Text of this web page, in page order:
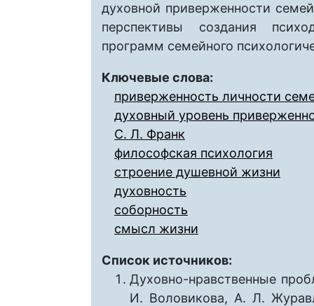
духовной приверженности
перспективы создания
программ семейного
Ключевые слова:
приверженность личности
духовный уровень
С. Л. Франк
философская психология
строение душевной жизни
духовность
соборность
смысл жизни
Список источников:
Духовно-нравственные
И. Воловикова, А. Л.